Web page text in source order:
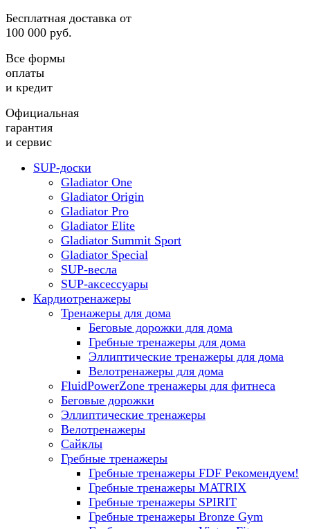
Бесплатная доставка от
100 000 руб.
Все формы
оплаты
и кредит
Официальная
гарантия
и сервис
SUP-доски
Gladiator One
Gladiator Origin
Gladiator Pro
Gladiator Elite
Gladiator Summit Sport
Gladiator Special
SUP-весла
SUP-аксессуары
Кардиотренажеры
Тренажеры для дома
Беговые дорожки для дома
Гребные тренажеры для дома
Эллиптические тренажеры для дома
Велотренажеры для дома
FluidPowerZone тренажеры для фитнеса
Беговые дорожки
Эллиптические тренажеры
Велотренажеры
Сайклы
Гребные тренажеры
Гребные тренажеры FDF Рекомендуем!
Гребные тренажеры MATRIX
Гребные тренажеры SPIRIT
Гребные тренажеры Bronze Gym